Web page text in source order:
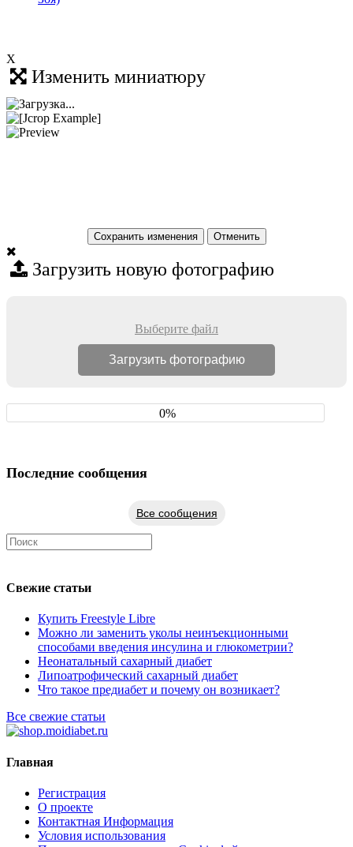
X
Изменить миниатюру
Сохранить изменения
Загрузить новую фотографию
Выберите файл
0%
Последние сообщения
Все сообщения
Свежие статьи
Купить Freestyle Libre
Можно ли заменить уколы неинъекционными
способами введения инсулина и глюкометрии?
Неонатальный сахарный диабет
Липоатрофический сахарный диабет
Что такое предиабет и почему он возникает?
Все свежие статьи
Главная
Регистрация
О проекте
Контактная Информация
Условия использования